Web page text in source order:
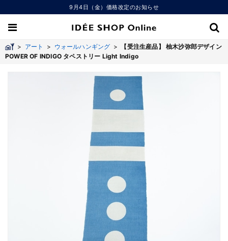
9月4日（金）価格改定のお知らせ
> アート > ウォールハンギング >
【受注生産品】 柚木沙弥郎デザイン
POWER OF INDIGO タペストリー Light Indigo